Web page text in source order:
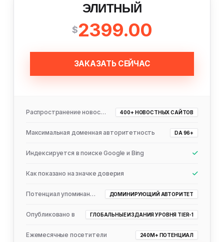
ЭЛИТНЫЙ
$2399.00
ЗАКАЗАТЬ СЕЙЧАС
Распространение новостей 400+ НОВОСТНЫХ САЙТОВ
Максимальная доменная авторитетность DA 96+
Индексируется в поиске Google и Bing
Как показано на значке доверия
Потенциал упоминания ИИ ДОМИНИРУЮЩИЙ АВТОРИТЕТ
Опубликовано в ГЛОБАЛЬНЫЕ ИЗДАНИЯ УРОВНЯ TIER-1
Ежемесячные посетители 240M+ ПОТЕНЦИАЛ